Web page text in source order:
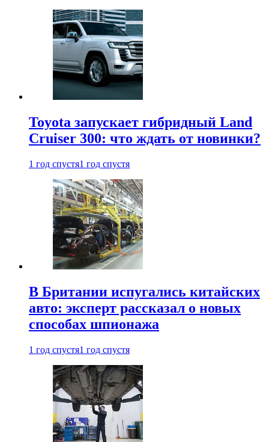
Toyota запускает гибридный Land
Cruiser 300: что ждать от новинки?
1 год спустя1 год спустя
В Британии испугались китайских
авто: эксперт рассказал о новых
способах шпионажа
1 год спустя1 год спустя